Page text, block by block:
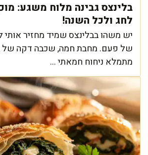
לחג ולכל השנה!
יש משהו בבלינצס שמיד מחזיר
של פעם. מחבת חמה, שכבה דקה של
מתמלא ניחוח חמאתי ...